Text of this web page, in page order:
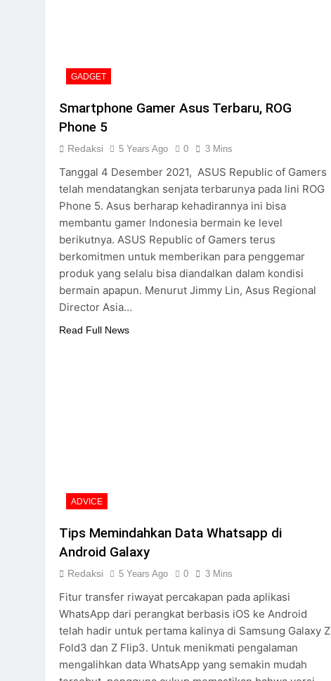
GADGET
Smartphone Gamer Asus Terbaru, ROG
Phone 5
Redaksi 5 Years Ago 0 3 Mins
Tanggal 4 Desember 2021, ASUS Republic of Gamers
telah mendatangkan senjata terbarunya pada lini ROG
Phone 5. Asus berharap kehadirannya ini bisa
membantu gamer Indonesia bermain ke level
berikutnya. ASUS Republic of Gamers terus
berkomitmen untuk memberikan para penggemar
produk yang selalu bisa diandalkan dalam kondisi
bermain apapun. Menurut Jimmy Lin, Asus Regional
Director Asia…
Read Full News
ADVICE
Tips Memindahkan Data Whatsapp di
Android Galaxy
Redaksi 5 Years Ago 0 3 Mins
Fitur transfer riwayat percakapan pada aplikasi
WhatsApp dari perangkat berbasis iOS ke Android
telah hadir untuk pertama kalinya di Samsung Galaxy Z
Fold3 dan Z Flip3. Untuk menikmati pengalaman
mengalihkan data WhatsApp yang semakin mudah